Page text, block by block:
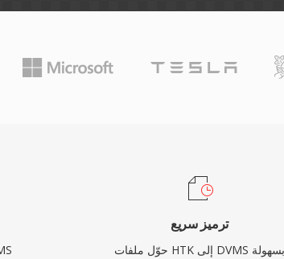
ترميز سريع
حوّل ملفات HTK إلى DVMS بسهولة